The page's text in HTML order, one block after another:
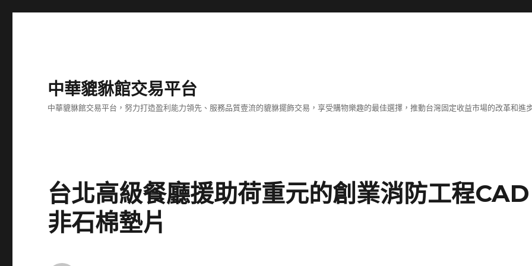
中華貔貅館交易平台
中華貔貅館交易平台，努力打造盈利能力領先、服務品質壹流的貔貅擺飾交易，享受購物樂趣的最佳選擇，推動台灣固定收益市場的改革和進
台北高級餐廳援助荷重元的創業消防工程CAD
非石棉墊片